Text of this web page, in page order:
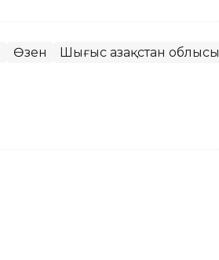
Өзен
Шығыс Қазақстан облысы